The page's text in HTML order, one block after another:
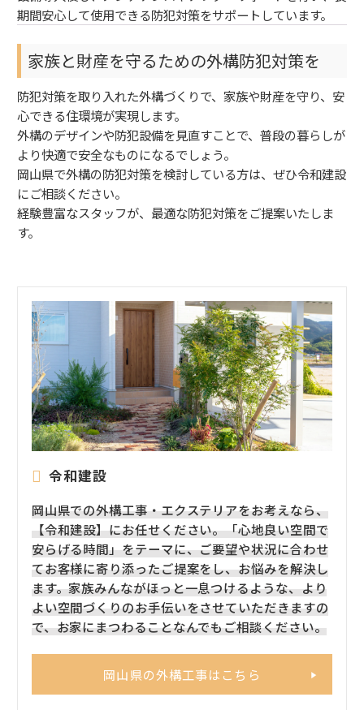
期間安心して使用できる防犯対策をサポートしています。
家族と財産を守るための外構防犯対策を
防犯対策を取り入れた外構づくりで、家族や財産を守り、安
心できる住環境が実現します。
外構のデザインや防犯設備を見直すことで、普段の暮らしが
より快適で安全なものになるでしょう。
岡山県で外構の防犯対策を検討している方は、ぜひ令和建設
にご相談ください。
経験豊富なスタッフが、最適な防犯対策をご提案いたしま
す。
令和建設
岡山県での外構工事・エクステリアをお考えなら、
【令和建設】にお任せください。「心地良い空間で
安らげる時間」をテーマに、ご要望や状況に合わせ
てお客様に寄り添ったご提案をし、お悩みを解決し
ます。家族みんながほっと一息つけるような、より
よい空間づくりのお手伝いをさせていただきますの
で、お家にまつわることなんでもご相談ください。
岡山県の外構工事はこちら